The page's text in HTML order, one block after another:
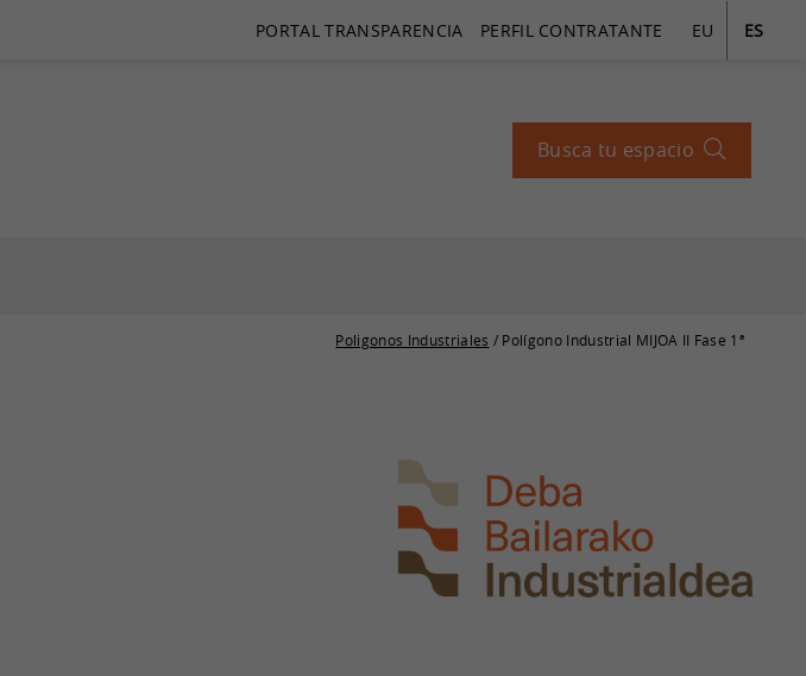
PORTAL TRANSPARENCIA PERFIL CONTRATANTE EU ES
Busca tu espacio
Poligonos Industriales / Polígono Industrial MIJOA II Fase 1ª